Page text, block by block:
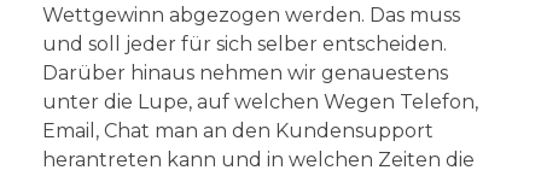
Wettgewinn abgezogen werden. Das muss
und soll jeder für sich selber entscheiden.
Darüber hinaus nehmen wir genauestens
unter die Lupe, auf welchen Wegen Telefon,
Email, Chat man an den Kundensupport
herantreten kann und in welchen Zeiten die